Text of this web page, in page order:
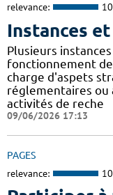
relevance:
Instances
Plusieurs
fonctionnement
charge d'aspets
réglementaires ou
activités de reche
09/06/2026 17:13
PAGES
relevance: